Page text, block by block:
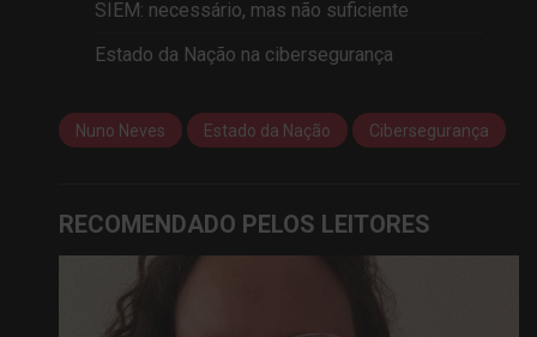
SIEM: necessário, mas não suficiente
Estado da Nação na cibersegurança
Nuno Neves Estado da Nação Cibersegurança
RECOMENDADO PELOS LEITORES